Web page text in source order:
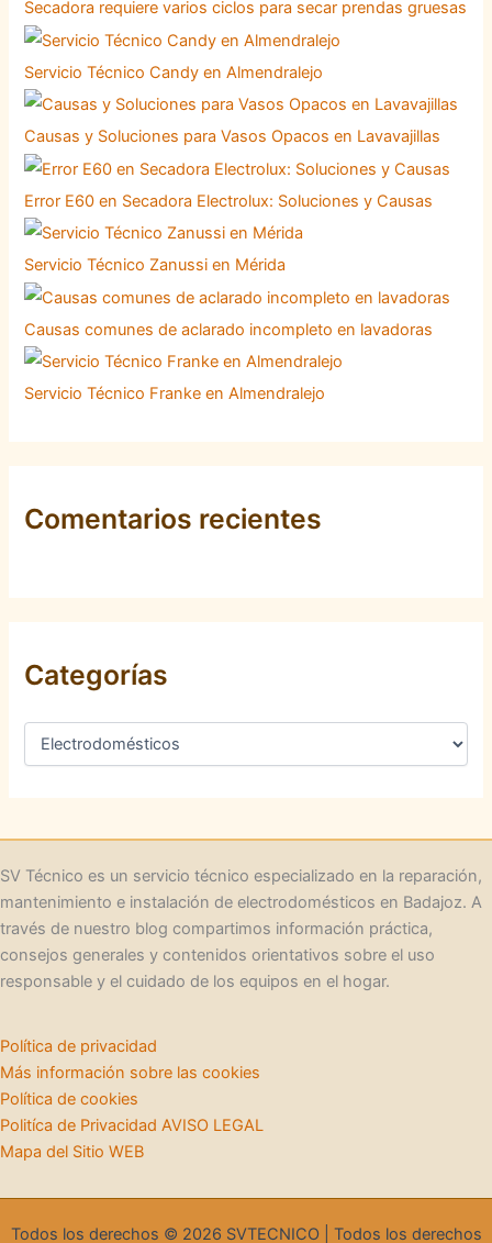
Secadora requiere varios ciclos para secar prendas gruesas
Servicio Técnico Candy en Almendralejo
Causas y Soluciones para Vasos Opacos en Lavavajillas
Error E60 en Secadora Electrolux: Soluciones y Causas
Servicio Técnico Zanussi en Mérida
Causas comunes de aclarado incompleto en lavadoras
Servicio Técnico Franke en Almendralejo
Comentarios recientes
Categorías
C
o
a
s
SV Técnico es un servicio técnico especializado en la reparación,
mantenimiento e instalación de electrodomésticos en Badajoz. A
través de nuestro blog compartimos información práctica,
consejos generales y contenidos orientativos sobre el uso
responsable y el cuidado de los equipos en el hogar.
Política de privacidad
Más información sobre las cookies
Política de cookies
Politíca de Privacidad AVISO LEGAL
Mapa del Sitio WEB
Todos los derechos © 2026 SVTECNICO | Todos los derechos